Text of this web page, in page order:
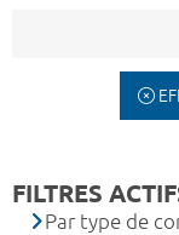
FILTRES
Par type de